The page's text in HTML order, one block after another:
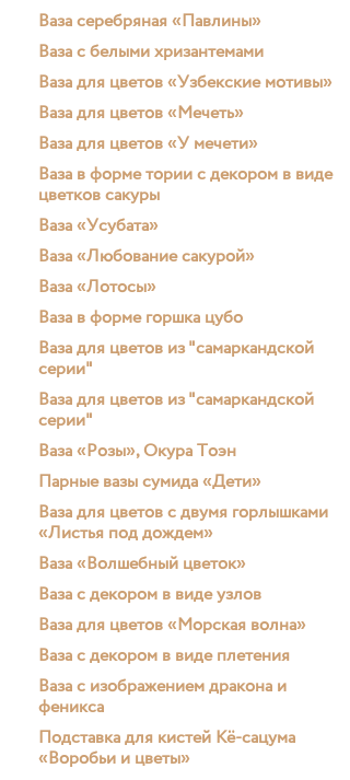
Ваза серебряная «Павлины»
Ваза с белыми хризантемами
Ваза для цветов «Узбекские мотивы»
Ваза для цветов «Мечеть»
Ваза для цветов «У мечети»
Ваза в форме тории с декором в виде
цветков сакуры
Ваза «Усубата»
Ваза «Любование сакурой»
Ваза «Лотосы»
Ваза в форме горшка цубо
Ваза для цветов из "самаркандской
серии"
Ваза для цветов из "самаркандской
серии"
Ваза «Розы», Окура Тоэн
Парные вазы сумида «Дети»
Ваза для цветов с двумя горлышками
«Листья под дождем»
Ваза «Волшебный цветок»
Ваза с декором в виде узлов
Ваза для цветов «Морская волна»
Ваза с декором в виде плетения
Ваза с изображением дракона и
феникса
Подставка для кистей Кё-сацума
«Воробьи и цветы»